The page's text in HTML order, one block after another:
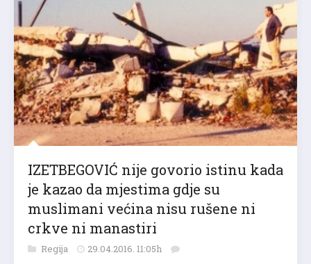
IZETBEGOVIĆ nije govorio istinu kada
je kazao da mjestima gdje su
muslimani većina nisu rušene ni
crkve ni manastiri
Regija 29.04.2016. 11:05h